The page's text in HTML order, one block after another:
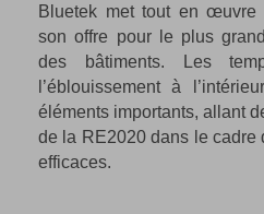
Bluetek met tout en œuvre
son offre pour le plus
des bâtiments. Les
l’éblouissement à
éléments importants, allant
de la RE2020 dans le cadre
efficaces.